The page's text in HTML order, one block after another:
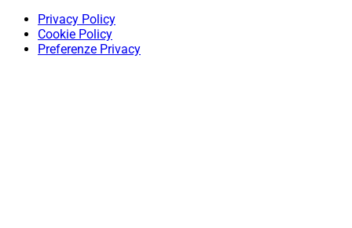
Privacy Policy
Cookie Policy
Preferenze Privacy